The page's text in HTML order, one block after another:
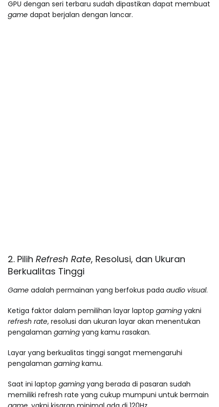
GPU dengan seri terbaru sudah dipastikan dapat membuat
game dapat berjalan dengan lancar.
2. Pilih Refresh Rate, Resolusi, dan Ukuran
Berkualitas Tinggi
Game adalah permainan yang berfokus pada audio visual.
Ketiga faktor dalam pemilihan layar laptop gaming yakni
refresh rate, resolusi dan ukuran layar akan menentukan
pengalaman gaming yang kamu rasakan.
Layar yang berkualitas tinggi sangat memengaruhi
pengalaman gaming kamu.
Saat ini laptop gaming yang berada di pasaran sudah
memiliki refresh rate yang cukup mumpuni untuk bermain